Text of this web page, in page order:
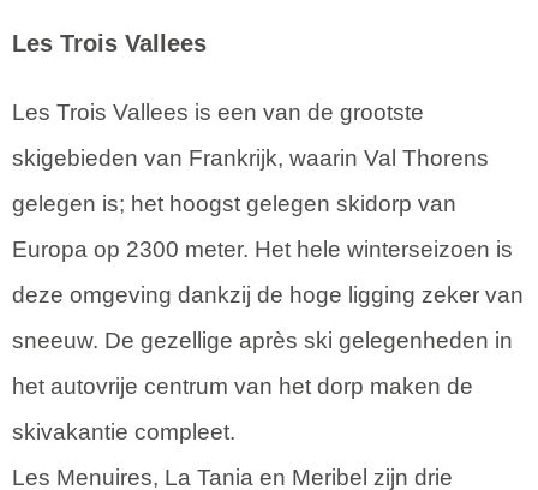
Les Trois Vallees
Les Trois Vallees is een van de grootste
skigebieden van Frankrijk, waarin Val Thorens
gelegen is; het hoogst gelegen skidorp van
Europa op 2300 meter. Het hele winterseizoen is
deze omgeving dankzij de hoge ligging zeker van
sneeuw. De gezellige après ski gelegenheden in
het autovrije centrum van het dorp maken de
skivakantie compleet.
Les Menuires, La Tania en Meribel zijn drie